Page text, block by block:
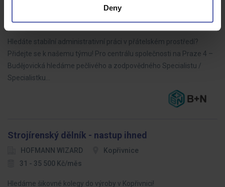
Deny
úvazek - vhodné pro OZP
BplusN PRAHA Dohodou
Hledáte stabilní administrativní práci v přátelském prostředí?
Přidejte se k našemu týmu! Pro centrálu společnosti na Praze 4 –
Budějovická hledáme pečlivého a zodpovědného Specialistu /
Specialistku…
Strojírenský dělník - nastup ihned
HOFMANN WIZARD
Kopřivnice
31 - 35 500 Kč/měs
Hledáme šikovné kolegy do výroby v Kopřivnici!